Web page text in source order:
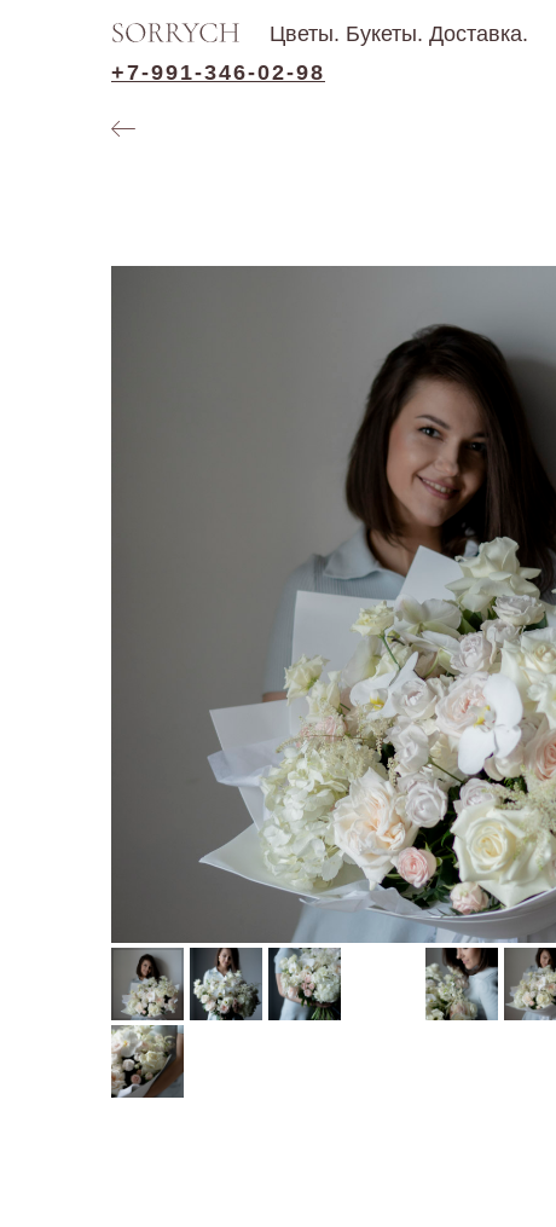
Цветы. Букеты. Доставка.
+7-991-346-02-98